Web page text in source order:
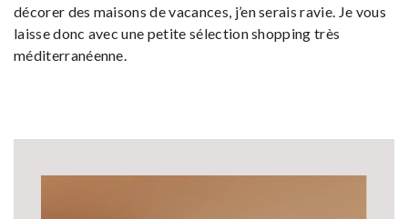
décorer des maisons de vacances, j’en serais ravie. Je vous
laisse donc avec une petite sélection shopping très
méditerranéenne.